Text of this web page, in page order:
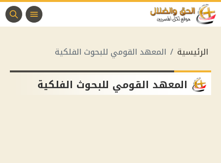
الرئيسية المعهد القومي للبحوث الفلكية
المعهد القومي للبحوث الفلكية